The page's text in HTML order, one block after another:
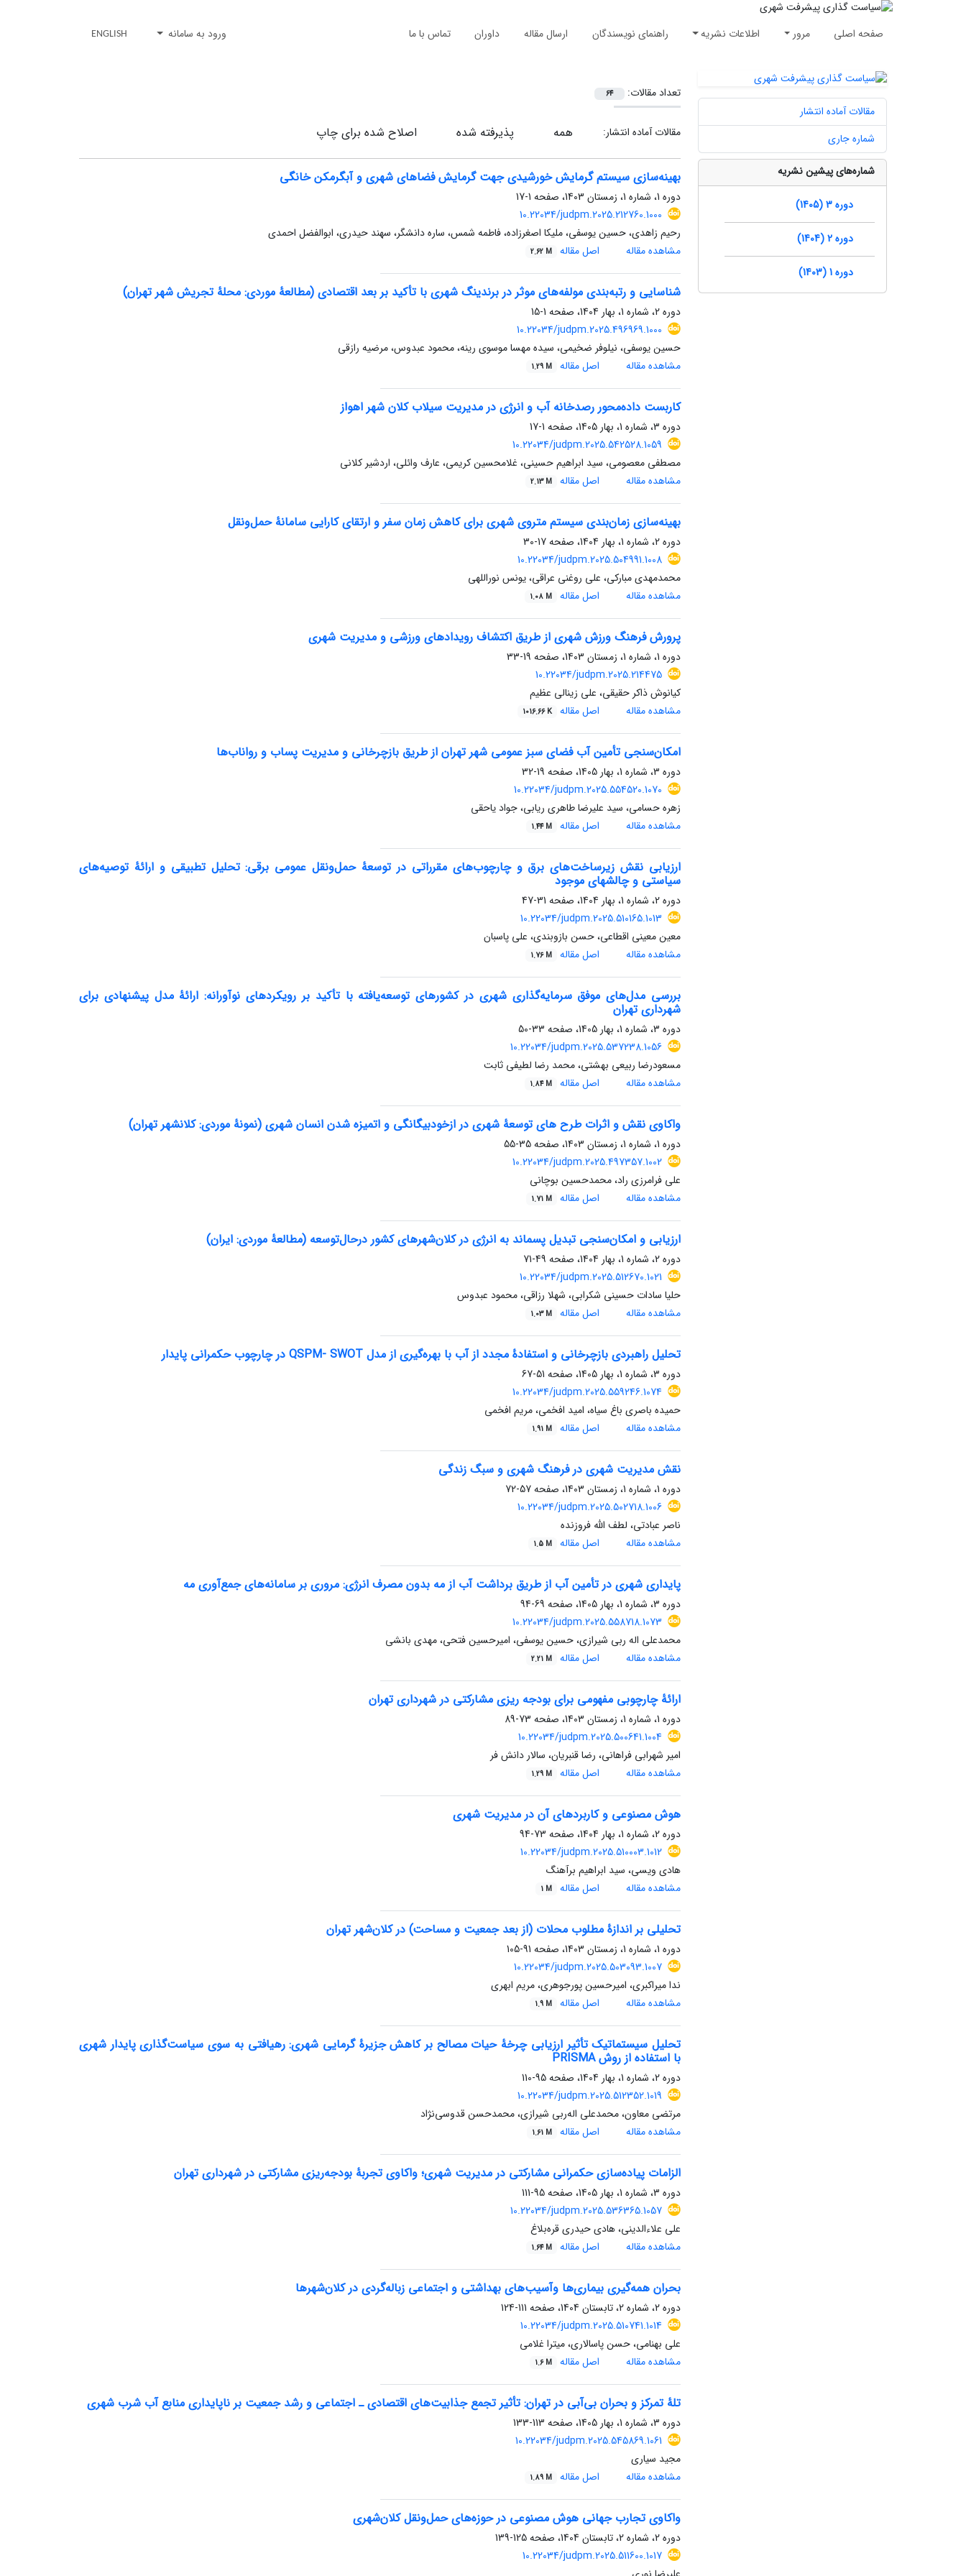
صفحه اصلی مرور اطلاعات نشریه راهنمای نویسندگان ارسال مقاله داوران تماس با ما ورود به سامانه ENGLISH
تعداد مقالات: 64
مقالات آماده انتشار: همه پذیرفته شده اصلاح شده برای چاپ
بهینه‌سازی سیستم گرمایش خورشیدی جهت گرمایش فضاهای شهری و آبگرمکن خانگی
دوره 1، شماره 1، زمستان 1403، صفحه
1-17
10.22034/judpm.2025.212760.1000
رحیم زاهدی، حسین یوسفی، ملیکا اصغرزاده، فاطمه شمس، ساره دانشگر، سهند حیدری، ابوالفضل احمدی
مشاهده مقاله
اصل مقاله 2.62 M
شناسایی و رتبه‌بندی مولفه‌های موثر در برندینگ شهری با تأکید بر بعد اقتصادی (مطالعۀ موردی: محلۀ تجریش شهر تهران)
دوره 2، شماره 1، بهار 1404، صفحه
1-15
10.22034/judpm.2025.496969.1000
حسین یوسفی، نیلوفر ضخیمی، سیده مهسا موسوی رینه، محمود عبدوس، مرضیه رازقی
مشاهده مقاله
اصل مقاله 1.29 M
کاربست داده‌محور رصدخانه آب و انرژی در مدیریت سیلاب کلان شهر اهواز
دوره 3، شماره 1، بهار 1405، صفحه
1-17
10.22034/judpm.2025.542528.1059
مصطفی معصومی، سید ابراهیم حسینی، غلامحسین کریمی، عارف وائلی، اردشیر کلانی
مشاهده مقاله
اصل مقاله 2.13 M
بهینه‌سازی زمان‌بندی سیستم متروی شهری برای کاهش زمان سفر و ارتقای کارایی سامانۀ حمل‌و‌نقل
دوره 2، شماره 1، بهار 1404، صفحه
17-30
10.22034/judpm.2025.504991.1008
محمدمهدی مبارکی، علی روغنی عراقی، یونس نوراللهی
مشاهده مقاله
اصل مقاله 1.08 M
پرورش فرهنگ ورزش شهری از طریق اکتشاف رویدادهای ورزشی و مدیریت شهری
دوره 1، شماره 1، زمستان 1403، صفحه
19-33
10.22034/judpm.2025.214475
کیانوش ذاکر حقیقی، علی زینالی عظیم
مشاهده مقاله
اصل مقاله 1016.66 K
امکان‌سنجی تأمین آب فضای سبز عمومی شهر تهران از طریق بازچرخانی و مدیریت پساب و رواناب‌ها
دوره 3، شماره 1، بهار 1405، صفحه
19-32
10.22034/judpm.2025.554520.1070
زهره حسامی، سید علیرضا طاهری ریابی، جواد یاحقی
مشاهده مقاله
اصل مقاله 1.44 M
ارزیابی نقش زیرساخت‌های برق و چارچوب‌های مقرراتی در توسعۀ حمل‌ونقل عمومی برقی: تحلیل تطبیقی و ارائۀ توصیه‌های
سیاستی و چالشهای موجود
دوره 2، شماره 1، بهار 1404، صفحه
31-47
10.22034/judpm.2025.510165.1013
معین معینی اقطاعی، حسن بازوبندی، علی پاسبان
مشاهده مقاله
اصل مقاله 1.76 M
بررسی مدل‌های موفق سرمایه‌گذاری شهری در کشورهای توسعه‌یافته با تأکید بر رویکردهای نوآورانه: ارائۀ مدل پیشنهادی برای
شهرداری تهران
دوره 3، شماره 1، بهار 1405، صفحه
33-50
10.22034/judpm.2025.537238.1056
مسعودرضا ربیعی بهشتی، محمد رضا لطیفی ثابت
مشاهده مقاله
اصل مقاله 1.84 M
واکاوی نقش و اثرات طرح‏ های توسعۀ شهری در ازخودبیگانگی و اتمیزه شدن انسان شهری (نمونۀ موردی: کلان‏شهر تهران)
دوره 1، شماره 1، زمستان 1403، صفحه
35-55
10.22034/judpm.2025.497357.1002
علی فرامرزی راد، محمدحسین بوچانی
مشاهده مقاله
اصل مقاله 1.71 M
ارزیابی و امکان‌سنجی تبدیل پسماند به انرژی در کلان‌شهرهای کشور درحال‌توسعه (مطالعۀ موردی: ایران)
دوره 2، شماره 1، بهار 1404، صفحه
49-71
10.22034/judpm.2025.512670.1021
حلیا سادات حسینی شکرابی، شهلا رزاقی، محمود عبدوس
مشاهده مقاله
اصل مقاله 1.03 M
تحلیل راهبردی بازچرخانی و استفادۀ مجدد از آب با بهره‌گیری از مدل QSPM‌- SWOT در چارچوب حکمرانی پایدار
دوره 3، شماره 1، بهار 1405، صفحه
51-67
10.22034/judpm.2025.559246.1074
حمیده باصری باغ ‏سیاه، امید افخمی، مریم افخمی
مشاهده مقاله
اصل مقاله 1.91 M
نقش مدیریت شهری در فرهنگ شهری و سبگ زندگی
دوره 1، شماره 1، زمستان 1403، صفحه
57-72
10.22034/judpm.2025.502718.1006
ناصر عبادتی، لطف الله فروزنده
مشاهده مقاله
اصل مقاله 1.5 M
پایداری شهری در تأمین آب از طریق برداشت آب از مه بدون مصرف انرژی: مروری بر سامانه‌های جمع‌آوری مه
دوره 3، شماره 1، بهار 1405، صفحه
69-94
10.22034/judpm.2025.558718.1073
محمدعلی اله ربی شیرازی، حسین یوسفی، امیرحسین فتحی، مهدی بانشی
مشاهده مقاله
اصل مقاله 2.21 M
ارائۀ چارچوبی مفهومی برای بودجه ‏ریزی مشارکتی در شهرداری تهران
دوره 1، شماره 1، زمستان 1403، صفحه
73-89
10.22034/judpm.2025.500641.1004
امیر شهرابی فراهانی، رضا قنبریان، سالار دانش فر
مشاهده مقاله
اصل مقاله 1.29 M
هوش مصنوعی و کاربرد‌های آن در مدیریت شهری
دوره 2، شماره 1، بهار 1404، صفحه
73-94
10.22034/judpm.2025.510003.1012
هادی ویسی، سید ابراهیم برآهنگ
مشاهده مقاله
اصل مقاله 1 M
تحلیلی بر اندازۀ مطلوب محلات (از بعد جمعیت و مساحت) در کلان‌شهر تهران
دوره 1، شماره 1، زمستان 1403، صفحه
91-105
10.22034/judpm.2025.503093.1007
ندا میراکبری، امیرحسین پورجوهری، مریم ابهری
مشاهده مقاله
اصل مقاله 1.9 M
تحلیل سیستماتیک تأثیر ارزیابی چرخۀ حیات مصالح بر کاهش جزیرۀ گرمایی شهری: رهیافتی به سوی سیاست‌گذاری پایدار شهری
با استفاده از روش PRISMA
دوره 2، شماره 1، بهار 1404، صفحه
95-110
10.22034/judpm.2025.512352.1019
مرتضی معاون، محمدعلی اله‌ربی شیرازی، محمدحسن قدوسی‌نژاد
مشاهده مقاله
اصل مقاله 1.61 M
الزامات پیاده‌سازی حکمرانی مشارکتی در مدیریت شهری؛ واکاوی تجربۀ بودجه‌ریزی مشارکتی در شهرداری تهران
دوره 3، شماره 1، بهار 1405، صفحه
95-111
10.22034/judpm.2025.536365.1057
علی علاءالدینی، هادی حیدری قره‌بلاغ
مشاهده مقاله
اصل مقاله 1.64 M
بحران همه‌گیری بیماری‌ها وآسیب‌های بهداشتی و اجتماعی زباله‌گردی در کلان‌شهرها
دوره 2، شماره 2، تابستان 1404، صفحه
111-124
10.22034/judpm.2025.510741.1014
علی بهنامی، حسن پاسالاری، میترا غلامی
مشاهده مقاله
اصل مقاله 1.6 M
تلۀ تمرکز و بحران بی‌آبی در تهران: تأثیر تجمع جذابیت‌های اقتصادی ـ اجتماعی و رشد جمعیت بر ناپایداری منابع آب شرب شهری
دوره 3، شماره 1، بهار 1405، صفحه
113-133
10.22034/judpm.2025.545869.1061
مجید سیاری
مشاهده مقاله
اصل مقاله 1.89 M
واکاوی تجارب جهانی هوش مصنوعی در حوزه‌های حمل‌ونقل کلان‌شهری
دوره 2، شماره 2، تابستان 1404، صفحه
125-139
10.22034/judpm.2025.511600.1017
مقالات آماده انتشار
شماره جاری
شماره‌های پیشین نشریه
دوره 3 (1405)
دوره 2 (1404)
دوره 1 (1403)